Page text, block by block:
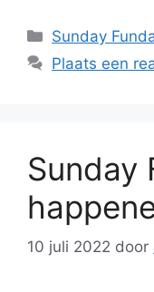
Categorieën
Sunday
Plaats een
Sunday
10 juli 2022 door